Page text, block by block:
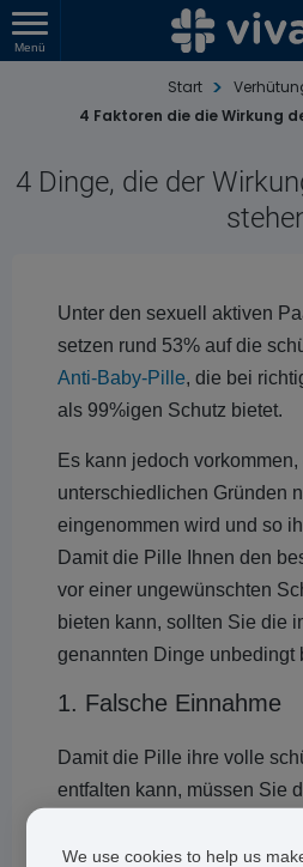
Menü
Start
4 Faktoren die die Wirkung
4 Dinge, die der
Unter den sexuell aktiven
setzen rund 53% auf die
Anti-Baby-Pille, die bei
als 99%igen Schutz bietet.
Es kann jedoch
unterschiedlichen Gründen
eingenommen wird und so
Damit die Pille Ihnen den
vor einer ungewünschten
bieten kann, sollten Sie die
genannten Dinge unbedingt
1. Falsche Einnahme
Damit die Pille ihre volle
entfalten kann, müssen Sie
der erstmaligen
We use cookies to help us